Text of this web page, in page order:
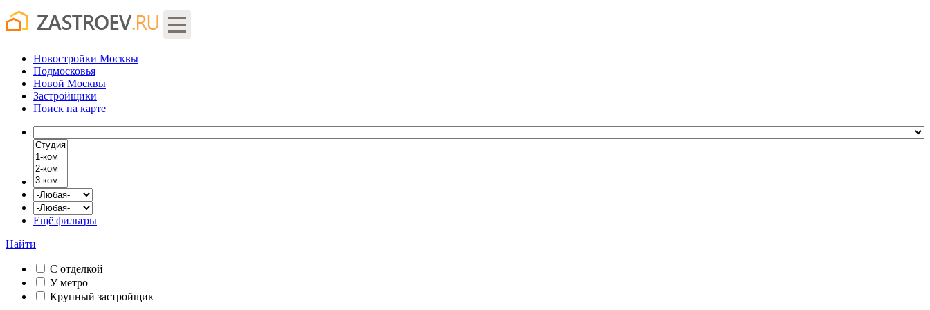
Новостройки Москвы
Подмосковья
Новой Москвы
Застройщики
Поиск на карте
Ещё фильтры
Найти
С отделкой
У метро
Крупный застройщик